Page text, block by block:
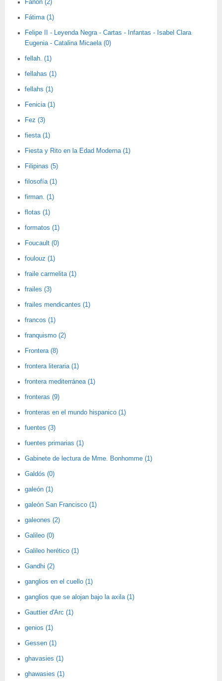
Fanon (2)
Fátima (1)
Felipe II - Leyenda Negra - Cartas - Infantas - Isabel Clara
Eugenia - Catalina Micaela (0)
fellah. (1)
fellahas (1)
fellahs (1)
Fenicia (1)
Fez (3)
fiesta (1)
Fiesta y Rito en la Edad Moderna (1)
Filipinas (5)
filosofía (1)
firman. (1)
flotas (1)
formatos (1)
Foucault (0)
foulouz (1)
fraile carmelita (1)
frailes (3)
frailes mendicantes (1)
francos (1)
franquismo (2)
Frontera (8)
frontera literaria (1)
frontera mediterránea (1)
fronteras (9)
fronteras en el mundo hispanico (1)
fuentes (3)
fuentes primarias (1)
Gabinete de lectura de Mme. Bonhomme (1)
Galdós (0)
galeón (1)
galeón San Francisco (1)
galeones (2)
Galileo (0)
Galileo herético (1)
Gandhi (2)
ganglios en el cuello (1)
ganglios que se alojan bajo la axila (1)
Gauttier d'Arc (1)
genios (1)
Gessen (1)
ghavasies (1)
ghawasies (1)